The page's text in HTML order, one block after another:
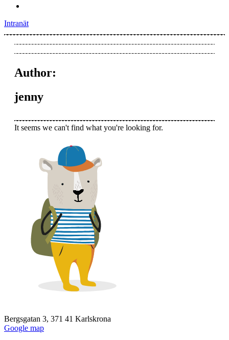
Intranät
Author:
jenny
It seems we can't find what you're looking for.
Bergsgatan 3, 371 41 Karlskrona
Google map